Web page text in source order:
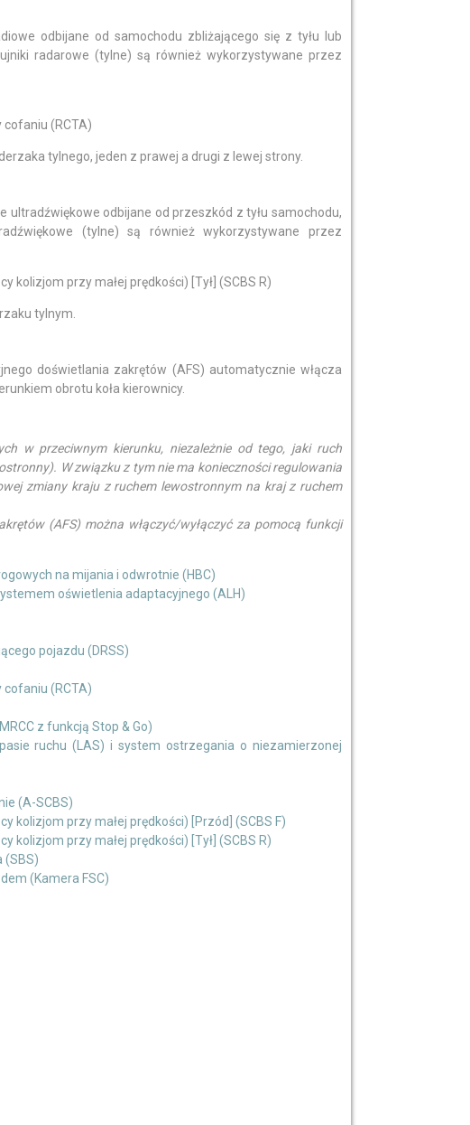
odbijane od samochodu zbliżającego się z tyłu lub
radarowe (tylne) są również wykorzystywane przez
(RCTA)
tylnego, jeden z prawej a drugi z lewej strony.
ultradźwiękowe odbijane od przeszkód z tyłu samochodu,
(tylne) są również wykorzystywane przez
przy małej prędkości) [Tył] (SCBS R)
tylnym.
doświetlania zakrętów (AFS) automatycznie włącza
obrotu koła kierownicy.
w przeciwnym kierunku, niezależnie od tego, jaki ruch
W związku z tym nie ma konieczności regulowania
zmiany kraju z ruchem lewostronnym na kraj z ruchem
(AFS) można włączyć/wyłączyć za pomocą funkcji
na mijania i odwrotnie (HBC)
oświetlenia adaptacyjnego (ALH)
pojazdu (DRSS)
(RCTA)
z funkcją Stop & Go)
ruchu (LAS) i system ostrzegania o niezamierzonej
(A-SCBS)
kolizjom przy małej prędkości) [Przód] (SCBS F)
przy małej prędkości) [Tył] (SCBS R)
(SBS)
(Kamera FSC)